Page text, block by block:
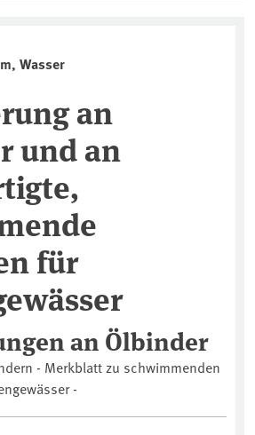
Wasser
an
und an
für
an Ölbinder
- Merkblatt zu schwimmenden
-